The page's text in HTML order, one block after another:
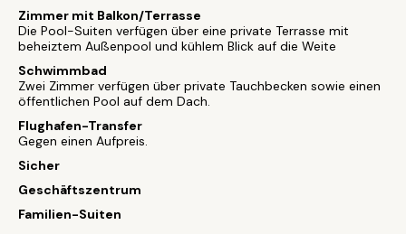
Zimmer mit Balkon/Terrasse
Die Pool-Suiten verfügen über eine private Terrasse mit
beheiztem Außenpool und kühlem Blick auf die Weite
Schwimmbad
Zwei Zimmer verfügen über private Tauchbecken sowie einen
öffentlichen Pool auf dem Dach.
Flughafen-Transfer
Gegen einen Aufpreis.
Sicher
Geschäftszentrum
Familien-Suiten